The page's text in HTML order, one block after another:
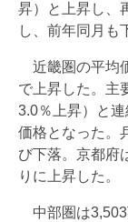
昇）と上昇し、
し、前年同月も
近畿圏の平均
で上昇した。主
3.0％上昇）と
価格となった。
び下落。京都府
りに上昇した。
中部圏は3,503